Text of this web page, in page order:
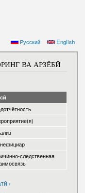
Русский English
ВА АРЗЁБӢ
следственная
›